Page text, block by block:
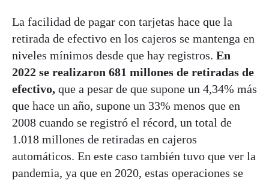
La facilidad de pagar con tarjetas hace que la
retirada de efectivo en los cajeros se mantenga en
niveles mínimos desde que hay registros. En
2022 se realizaron 681 millones de retiradas de
efectivo, que a pesar de que supone un 4,34% más
que hace un año, supone un 33% menos que en
2008 cuando se registró el récord, un total de
1.018 millones de retiradas en cajeros
automáticos. En este caso también tuvo que ver la
pandemia, ya que en 2020, estas operaciones se